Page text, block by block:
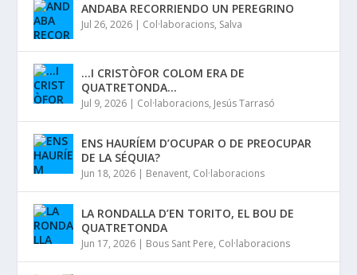
ANDABA RECORRIENDO UN PEREGRINO
Jul 26, 2026 | Col·laboracions, Salva
…I CRISTÒFOR COLOM ERA DE
QUATRETONDA…
Jul 9, 2026 | Col·laboracions, Jesús Tarrasó
ENS HAURÍEM D’OCUPAR O DE PREOCUPAR
DE LA SÉQUIA?
Jun 18, 2026 | Benavent, Col·laboracions
LA RONDALLA D’EN TORITO, EL BOU DE
QUATRETONDA
Jun 17, 2026 | Bous Sant Pere, Col·laboracions